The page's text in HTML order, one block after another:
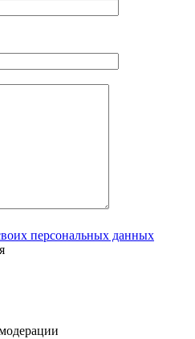
персональных данных